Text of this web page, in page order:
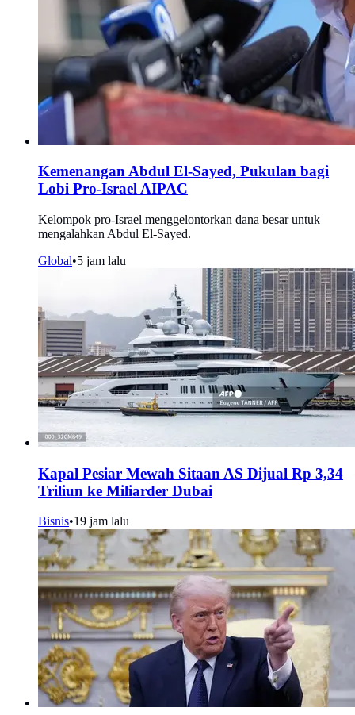
Kemenangan Abdul El-Sayed, Pukulan bagi
Lobi Pro-Israel AIPAC
Kelompok pro-Israel menggelontorkan dana besar untuk
mengalahkan Abdul El-Sayed.
Global•5 jam lalu
Kapal Pesiar Mewah Sitaan AS Dijual Rp 3,34
Triliun ke Miliarder Dubai
Bisnis•19 jam lalu